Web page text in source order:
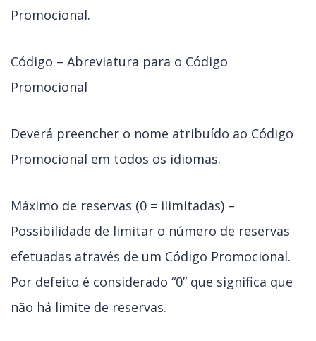
Promocional.
Código – Abreviatura para o Código
Promocional
Deverá preencher o nome atribuído ao Código
Promocional em todos os idiomas.
Máximo de reservas (0 = ilimitadas) –
Possibilidade de limitar o número de reservas
efetuadas através de um Código Promocional.
Por defeito é considerado “0” que significa que
não há limite de reservas.